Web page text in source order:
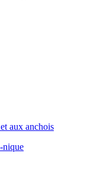
aux anchois
nique